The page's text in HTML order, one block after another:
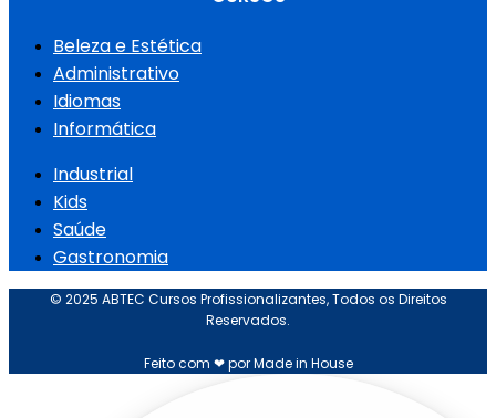
Beleza e Estética
Administrativo
Idiomas
Informática
Industrial
Kids
Saúde
Gastronomia
© 2025 ABTEC Cursos Profissionalizantes, Todos os Direitos
Reservados.
Feito com ❤ por Made in House